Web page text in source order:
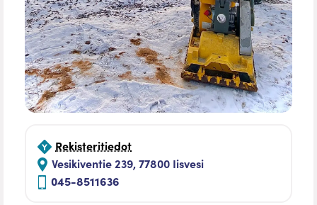
Vesikiventie 239, 77800 Iisvesi
045-8511636
Rekisteritiedot